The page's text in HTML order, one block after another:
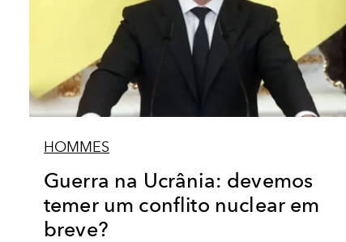
HOMMES
Guerra na Ucrânia: devemos
temer um conflito nuclear em
breve?